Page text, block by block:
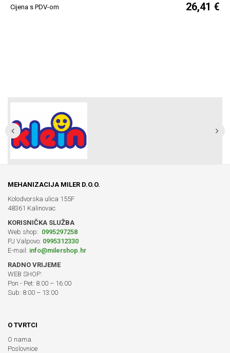
Cijena s PDV-om 26,41 €
MEHANIZACIJA MILER D.O.O.
Kolodvorska ulica 155F
48361 Kalinovac
KORISNIČKA SLUŽBA
Web shop: 0995297258
PJ Valpovo: 0995312330
E-mail: info@milershop.hr
RADNO VRIJEME
WEB SHOP:
Pon - Pet: 8:00 – 16:00
Sub: 8:00 – 13:00
O TVRTCI
O nama
Poslovnice